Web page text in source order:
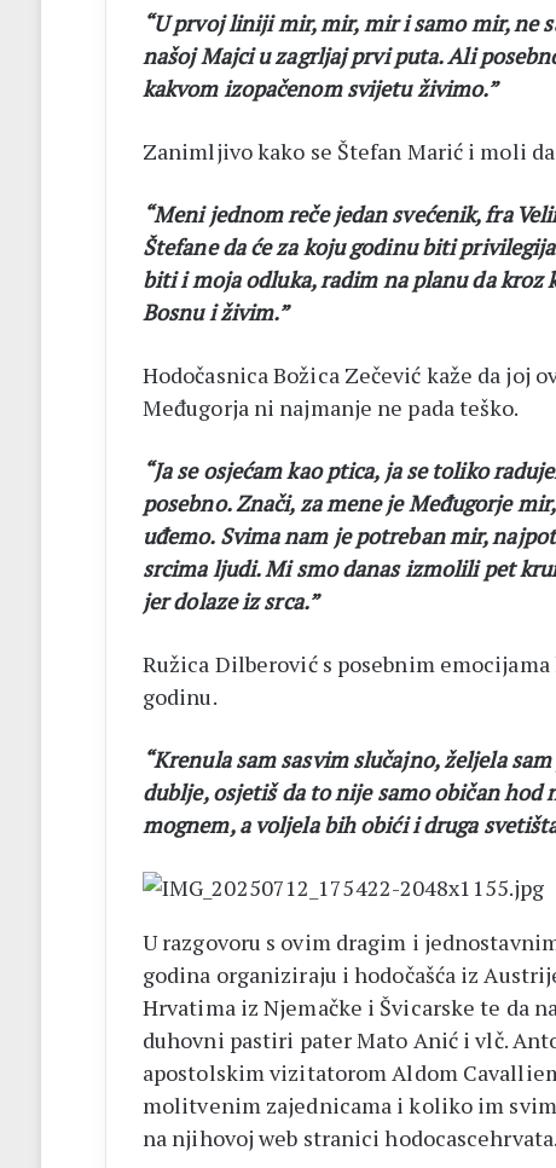
“U prvoj liniji mir, mir, mir i samo mir, ne
našoj Majci u zagrljaj prvi puta. Ali
kakvom izopačenom svijetu živimo.”
Zanimljivo kako se Štefan Marić i moli
“Meni jednom reče jedan svećenik, fra
Štefane da će za koju godinu biti
biti i moja odluka, radim na planu da kroz
Bosnu i živim.”
Hodočasnica Božica Zečević kaže da joj
Međugorja ni najmanje ne pada teško.
“Ja se osjećam kao ptica, ja se toliko
posebno. Znači, za mene je Međugorje
uđemo. Svima nam je potreban mir,
srcima ljudi. Mi smo danas izmolili pet
jer dolaze iz srca.”
Ružica Dilberović s posebnim
godinu.
“Krenula sam sasvim slučajno, željela
dublje, osjetiš da to nije samo običan hod
mognem, a voljela bih obići i druga
U razgovoru s ovim dragim i
godina organiziraju i hodočašća iz
Hrvatima iz Njemačke i Švicarske te da
duhovni pastiri pater Mato Anić i vlč.
apostolskim vizitatorom Aldom
molitvenim zajednicama i koliko im
na njihovoj web stranici